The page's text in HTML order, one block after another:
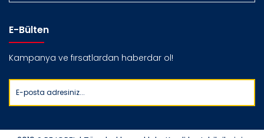
E-Bülten
Kampanya ve fırsatlardan haberdar ol!